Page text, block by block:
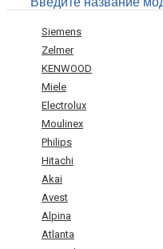
Siemens
Zelmer
KENWOOD
Miele
Electrolux
Moulinex
Philips
Hitachi
Akai
Avest
Alpina
Atlanta